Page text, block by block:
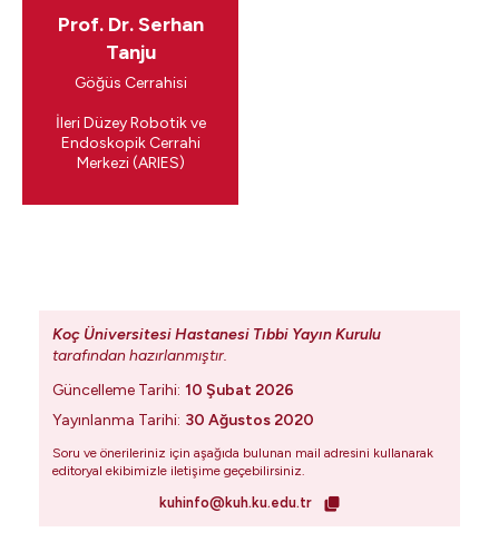
Prof. Dr. Serhan
Tanju
Göğüs Cerrahisi
​İleri Düzey Robotik ve
Endoskopik Cerrahi
Merkezi (ARIES)
Koç Üniversitesi Hastanesi Tıbbi Yayın Kurulu
tarafından hazırlanmıştır.
Güncelleme Tarihi: 10 Şubat 2026
Yayınlanma Tarihi: 30 Ağustos 2020
Soru ve önerileriniz için aşağıda bulunan mail adresini kullanarak
editoryal ekibimizle iletişime geçebilirsiniz.
kuhinfo@kuh.ku.edu.tr